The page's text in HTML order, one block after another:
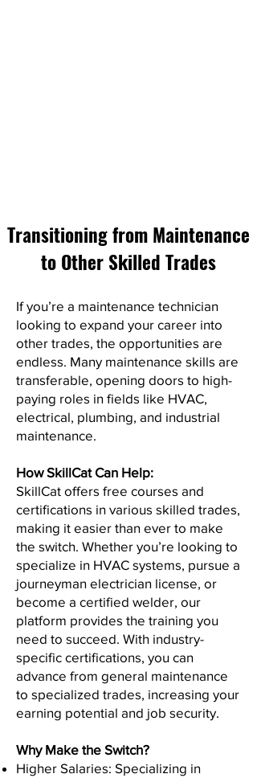
Transitioning from Maintenance
to Other Skilled Trades
If you’re a maintenance technician
looking to expand your career into
other trades, the opportunities are
endless. Many maintenance skills are
transferable, opening doors to high-
paying roles in fields like HVAC,
electrical, plumbing, and industrial
maintenance.
How SkillCat Can Help:
SkillCat offers free courses and
certifications in various skilled trades,
making it easier than ever to make
the switch. Whether you’re looking to
specialize in HVAC systems, pursue a
journeyman electrician license, or
become a certified welder, our
platform provides the training you
need to succeed. With industry-
specific certifications, you can
advance from general maintenance
to specialized trades, increasing your
earning potential and job security.
Why Make the Switch?
Higher Salaries: Specializing in